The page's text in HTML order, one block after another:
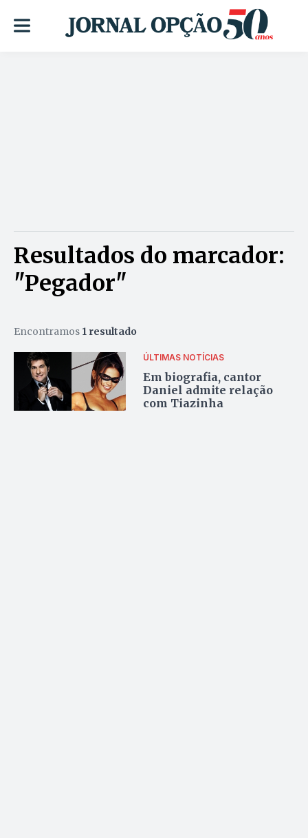
Resultados do marcador:
"Pegador"
Encontramos 1 resultado
ÚLTIMAS NOTÍCIAS
Em biografia, cantor
Daniel admite relação
com Tiazinha